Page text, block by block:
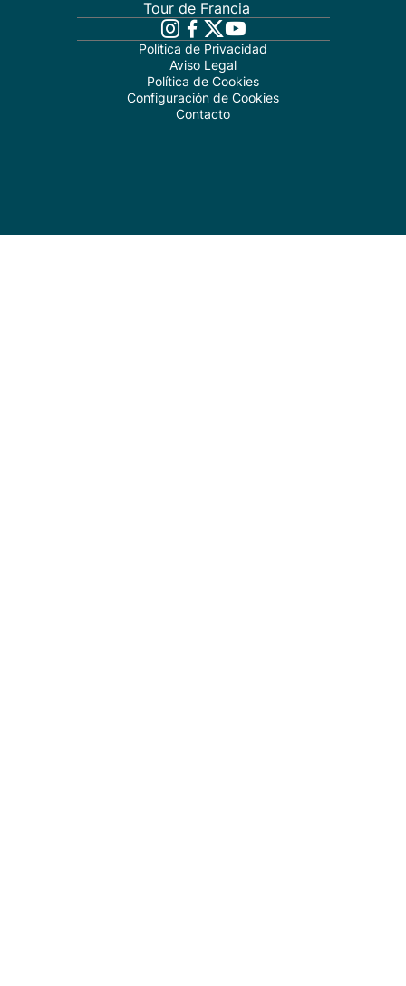
Tour de Francia
Política de Privacidad
Aviso Legal
Política de Cookies
Configuración de Cookies
Contacto